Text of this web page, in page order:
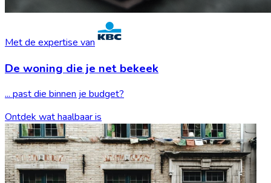
Met de expertise van
De woning die je net bekeek
... past die binnen je budget?
Ontdek wat haalbaar is